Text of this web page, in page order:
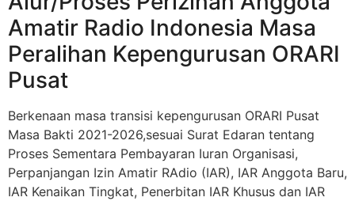
Amatir Radio Indonesia Masa
Peralihan Kepengurusan ORARI
Pusat
Berkenaan masa transisi kepengurusan ORARI Pusat
Masa Bakti 2021-2026,sesuai Surat Edaran tentang
Proses Sementara Pembayaran Iuran Organisasi,
Perpanjangan Izin Amatir RAdio (IAR), IAR Anggota Baru,
IAR Kenaikan Tingkat, Penerbitan IAR Khusus dan IAR